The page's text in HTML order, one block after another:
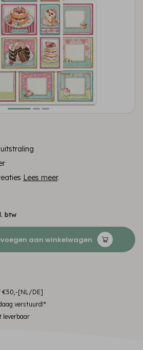
Lees meer.
btw
aan winkelwagen
€50,-[NL/DE]
verstuurd!*
leverbaar